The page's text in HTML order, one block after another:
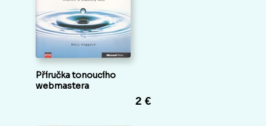
Příručka tonoucího
webmastera
2 €